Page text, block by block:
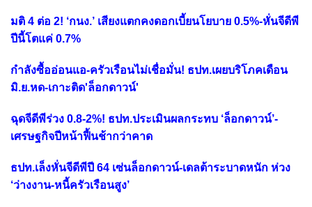
มติ 4 ต่อ 2! ‘กนง.’ เสียงแตกคงดอกเบี้ยนโยบาย 0.5%-หั่นจีดีพี
ปีนี้โตแค่ 0.7%
กำลังซื้ออ่อนแอ-ครัวเรือนไม่เชื่อมั่น! ธปท.เผยบริโภคเดือน
มิ.ย.หด-เกาะติด'ล็อกดาวน์'
ฉุดจีดีพีร่วง 0.8-2%! ธปท.ประเมินผลกระทบ ‘ล็อกดาวน์’-
เศรษฐกิจปีหน้าฟื้นช้ากว่าคาด
ธปท.เล็งหั่นจีดีพีปี 64 เซ่นล็อกดาวน์-เดลต้าระบาดหนัก ห่วง
‘ว่างงาน-หนี้ครัวเรือนสูง’